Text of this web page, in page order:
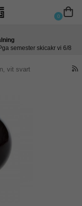
0
semester skicakr vi 6/8
vit svart